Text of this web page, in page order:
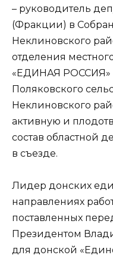
– руководитель
(Фракции) в
Неклиновского
отделения
«ЕДИНАЯ РОССИЯ»
Поляковского
Неклиновского
активную и
состав областной
в съезде.
Лидер донских
направлениях
поставленных
Президентом
для донской